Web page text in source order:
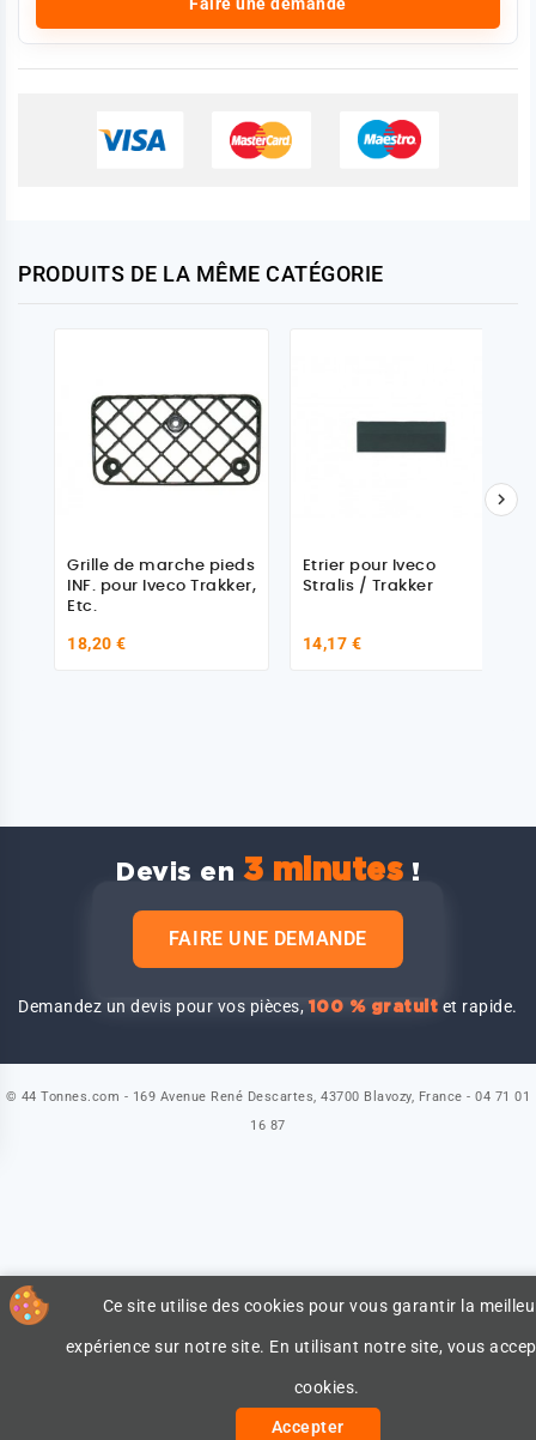
PRODUITS DE LA MÊME CATÉGORIE
Grille de marche pieds
INF. pour Iveco Trakker,
Etc.
18,20 €
Etrier pour Iveco
Stralis / Trakker
14,17 €

Devis en 3 minutes !
FAIRE UNE DEMANDE
Demandez un devis pour vos pièces,100 % gratuit et rapide.
Ce site utilise des cookies pour vous garantir la
expérience sur notre site. En utilisant notre site, vous
cookies.
Accepter
© 44 Tonnes.com - 169 Avenue René Descartes, 43700 Blavozy, France - 04 71 01
16 87